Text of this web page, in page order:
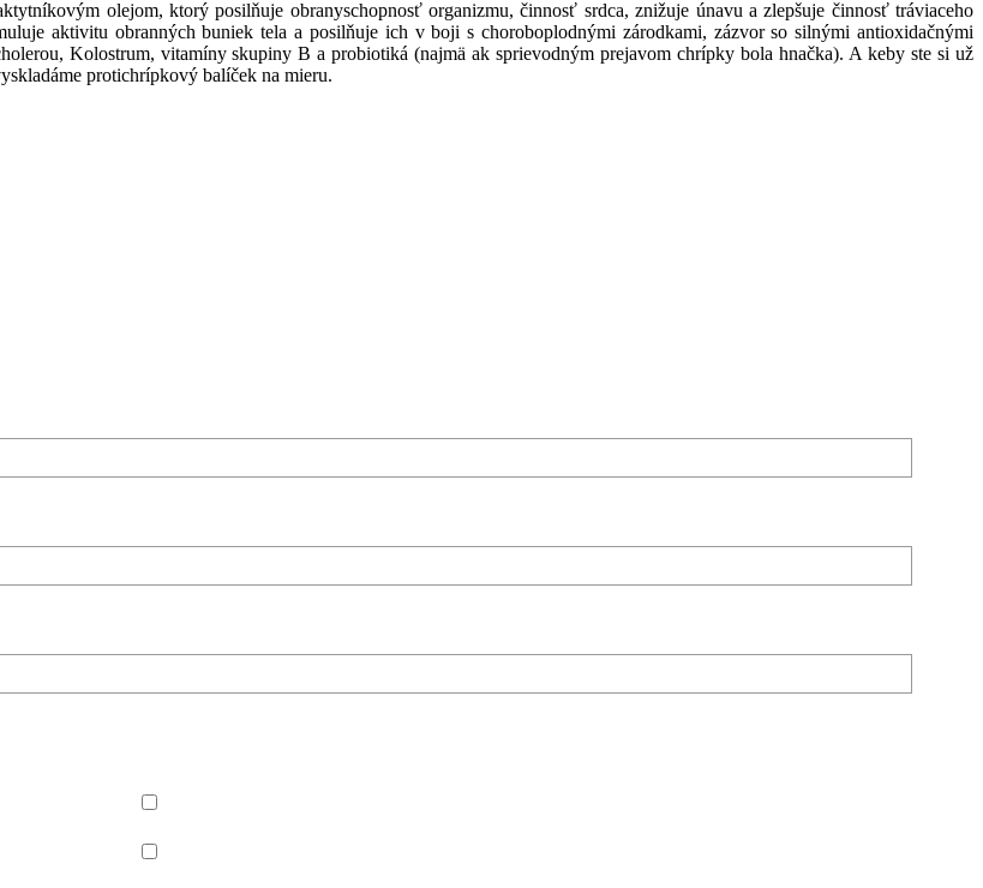
olejom, ktorý posilňuje obranyschopnosť organizmu, činnosť srdca, znižuje únavu a zlepšuje činnosť tráviaceho
aktivitu obranných buniek tela a posilňuje ich v boji s choroboplodnými zárodkami, zázvor so silnými antioxidačnými
Kolostrum, vitamíny skupiny B a probiotiká (najmä ak sprievodným prejavom chrípky bola hnačka). A keby ste si už
protichrípkový balíček na mieru.